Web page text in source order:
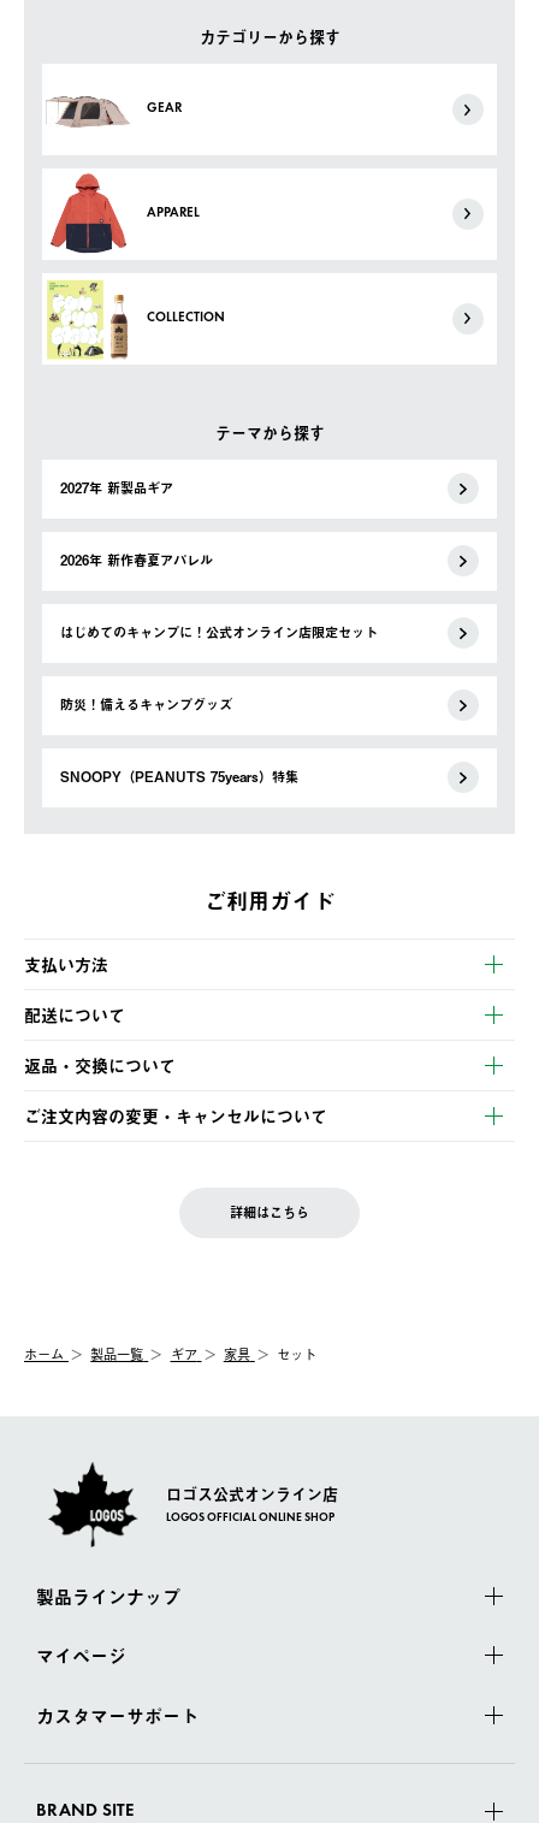
カテゴリーから探す
GEAR
APPAREL
COLLECTION
テーマから探す
2027年 新製品ギア
2026年 新作春夏アパレル
はじめてのキャンプに！公式オンライン店限定セット
防災！備えるキャンプグッズ
SNOOPY（PEANUTS 75years）特集
ご利用ガイド
支払い方法
以下のいずれかの方法でお支払いいただけます。
・クレジットカード決済
・コンビニ決済
・Pay-easy決済
配送について
【発送スケジュール】
ご注文・ご入金完了より2営業日以内に商品を発送いたします。
土日祝の発送はございませんので、木曜日以降のご注文は週明け
の発送となる場合がございます。
【配送業者】
佐川急便にて配送されます。
返品・交換について
※お客様都合の場合
お客様都合の返品にかかる送料は、お客様ご負担とさせていただ
一度お手元の商品を返品いただき、ご希望商品を再注文してくだ
ご注文内容の変更・キャンセルについて
LOGOS FAMILY会員の方は、会員マイページ内 購入履歴画面に
詳細はこちら
ホーム 製品一覧 ギア 家具 セット
ロゴス公式オンライン店
LOGOS OFFICIAL ONLINE SHOP
製品ラインナップ
マイページ
カスタマーサポート
BRAND SITE